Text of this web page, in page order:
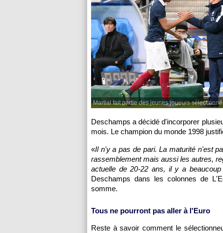
Martial fait partie des jeunes joueurs
Deschamps a décidé d'incorporer
mois. Le champion du monde 1998
«Il n'y a pas de pari. La maturité n'est
rassemblement mais aussi les autres,
actuelle de 20-22 ans, il y a
Deschamps dans les colonnes de
somme.
Tous ne pourront pas aller à l'Euro
Reste à savoir comment le